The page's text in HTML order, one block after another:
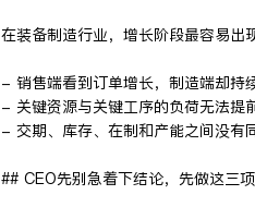
在装备制造行业，增长阶段最容易出
- 销售端看到订单增长，制造端却持
- 关键资源与关键工序的负荷无法提
- 交期、库存、在制和产能之间没有
## CEO先别急着下结论，先做这三